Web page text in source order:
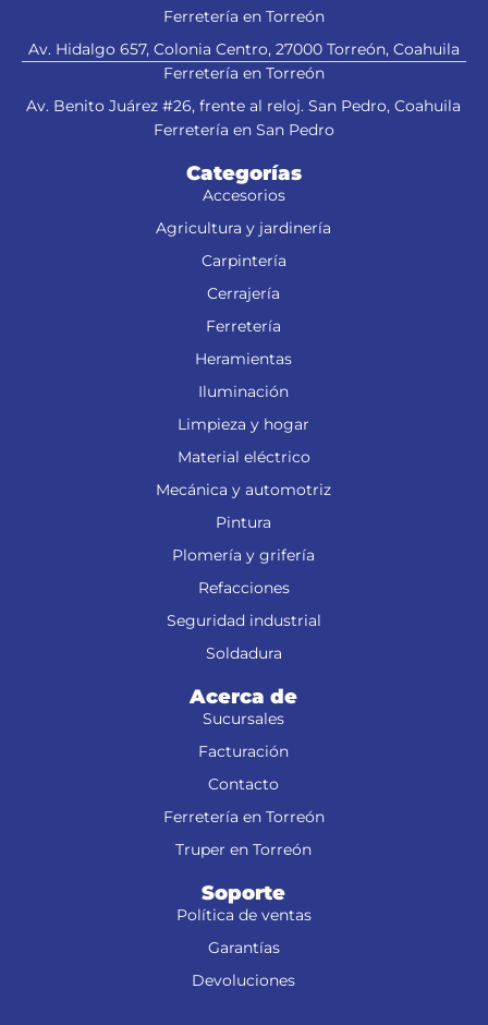
Ferretería en Torreón
Av. Hidalgo 657, Colonia Centro, 27000 Torreón, Coahuila
Ferretería en Torreón
Av. Benito Juárez #26, frente al reloj. San Pedro, Coahuila
Ferretería en San Pedro
Categorías
Accesorios
Agricultura y jardinería
Carpintería
Cerrajería
Ferretería
Heramientas
Iluminación
Limpieza y hogar
Material eléctrico
Mecánica y automotriz
Pintura
Plomería y grifería
Refacciones
Seguridad industrial
Soldadura
Acerca de
Sucursales
Facturación
Contacto
Ferretería en Torreón
Truper en Torreón
Soporte
Política de ventas
Garantías
Devoluciones